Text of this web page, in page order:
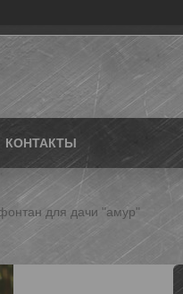
КОНТАКТЫ
для дачи "амур"